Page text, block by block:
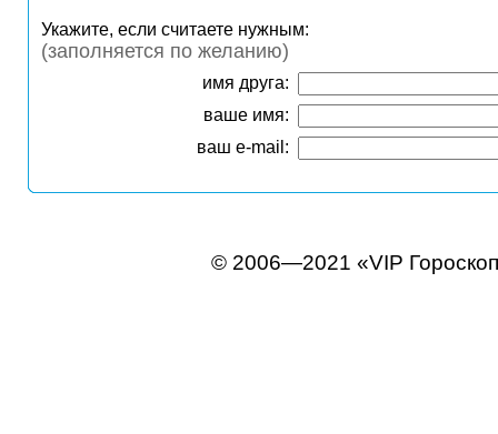
Укажите, если считаете нужным:
(заполняется по желанию)
имя друга:
ваше имя:
ваш e-mail:
© 2006—2021 «VIP